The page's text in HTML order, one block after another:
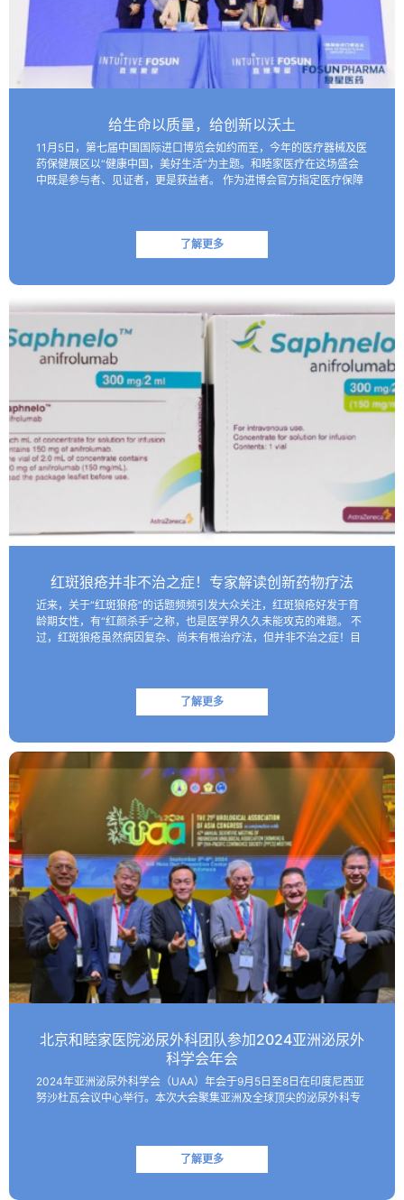
给生命以质量，给创新以沃土
11月5日，第七届中国国际进口博览会如约而至，今年的医疗器械及医
药保健展区以“健康中国，美好生活”为主题。和睦家医疗在这场盛会
中既是参与者、见证者，更是获益者。 作为进博会官方指定医疗保障
了解更多
红斑狼疮并非不治之症！专家解读创新药物疗法
近来，关于“红斑狼疮”的话题频频引发大众关注，红斑狼疮好发于育
龄期女性，有“红颜杀手”之称，也是医学界久久未能攻克的难题。 不
过，红斑狼疮虽然病因复杂、尚未有根治疗法，但并非不治之症！目
了解更多
北京和睦家医院泌尿外科团队参加2024亚洲泌尿外
科学会年会
2024年亚洲泌尿外科学会（UAA）年会于9月5日至8日在印度尼西亚
努沙杜瓦会议中心举行。本次大会聚集亚洲及全球顶尖的泌尿外科专
了解更多